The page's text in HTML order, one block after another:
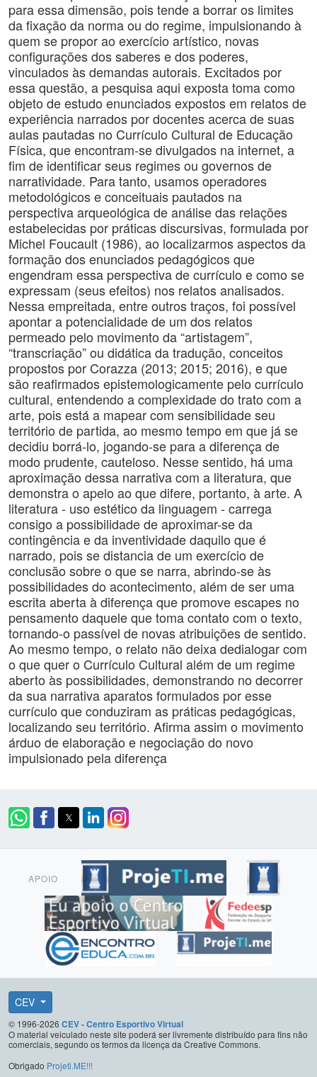
para essa dimensão, pois tende a borrar os limites
da fixação da norma ou do regime, impulsionando à
quem se propor ao exercício artístico, novas
configurações dos saberes e dos poderes,
vinculados às demandas autorais. Excitados por
essa questão, a pesquisa aqui exposta toma como
objeto de estudo enunciados expostos em relatos de
experiência narrados por docentes acerca de suas
aulas pautadas no Currículo Cultural de Educação
Física, que encontram-se divulgados na internet, a
fim de identificar seus regimes ou governos de
narratividade. Para tanto, usamos operadores
metodológicos e conceituais pautados na
perspectiva arqueológica de análise das relações
estabelecidas por práticas discursivas, formulada por
Michel Foucault (1986), ao localizarmos aspectos da
formação dos enunciados pedagógicos que
engendram essa perspectiva de currículo e como se
expressam (seus efeitos) nos relatos analisados.
Nessa empreitada, entre outros traços, foi possível
apontar a potencialidade de um dos relatos
permeado pelo movimento da “artistagem”,
“transcriação” ou didática da tradução, conceitos
propostos por Corazza (2013; 2015; 2016), e que
são reafirmados epistemologicamente pelo currículo
cultural, entendendo a complexidade do trato com a
arte, pois está a mapear com sensibilidade seu
território de partida, ao mesmo tempo em que já se
decidiu borrá-lo, jogando-se para a diferença de
modo prudente, cauteloso. Nesse sentido, há uma
aproximação dessa narrativa com a literatura, que
demonstra o apelo ao que difere, portanto, à arte. A
literatura - uso estético da linguagem - carrega
consigo a possibilidade de aproximar-se da
contingência e da inventividade daquilo que é
narrado, pois se distancia de um exercício de
conclusão sobre o que se narra, abrindo-se às
possibilidades do acontecimento, além de ser uma
escrita aberta à diferença que promove escapes no
pensamento daquele que toma contato com o texto,
tornando-o passível de novas atribuições de sentido.
Ao mesmo tempo, o relato não deixa dedialogar com
o que quer o Currículo Cultural além de um regime
aberto às possibilidades, demonstrando no decorrer
da sua narrativa aparatos formulados por esse
currículo que conduziram as práticas pedagógicas,
localizando seu território. Afirma assim o movimento
árduo de elaboração e negociação do novo
impulsionado pela diferença
APOIO
CEV
© 1996-2026 CEV - Centro Esportivo Virtual
O material veiculado neste site poderá ser livremente distribuído para fins não
comerciais, segundo os termos da licença da Creative Commons.
Obrigado Projeti.ME!!!